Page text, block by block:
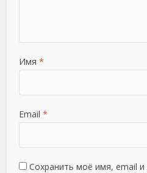
Имя *
Email *
Сохранить моё имя, email и